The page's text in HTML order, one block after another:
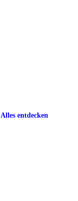
Alles entdecken